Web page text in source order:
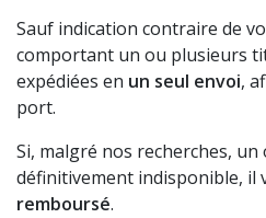
Sauf indication contraire de
comportant un ou plusieurs
expédiées en un seul envoi,
port.
Si, malgré nos recherches, un
définitivement indisponible, il
remboursé.